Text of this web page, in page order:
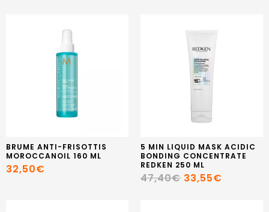
BRUME ANTI-FRISOTTIS
MOROCCANOIL 160 ML
32,50€
5 MIN LIQUID MASK ACIDIC
BONDING CONCENTRATE
REDKEN 250 ML
47,40€ 33,55€